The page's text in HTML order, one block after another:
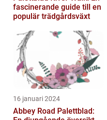
fascinerande guide till en
populär trädgårdsväxt
16 januari 2024
Abbey Road Palettblad: